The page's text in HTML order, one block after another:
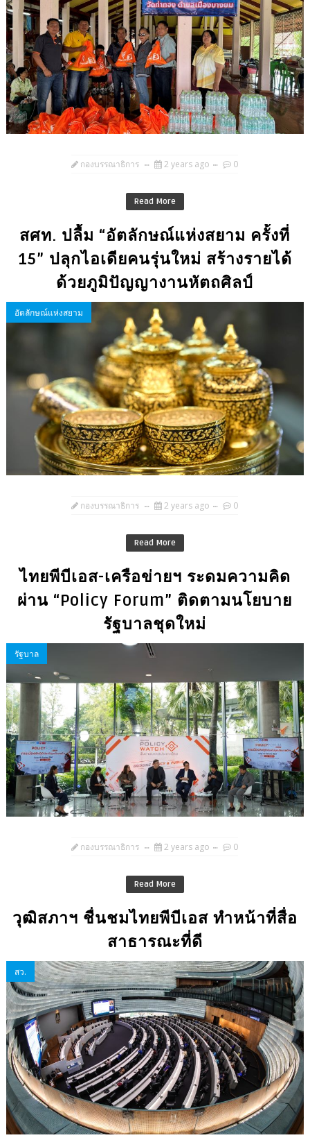
กองบรรณาธิการ 2 years ago 0
Read More
สศท. ปลื้ม “อัตลักษณ์แห่งสยาม ครั้งที่
15” ปลุกไอเดียคนรุ่นใหม่ สร้างรายได้
ด้วยภูมิปัญญางานหัตถศิลป์
อัตลักษณ์แห่งสยาม
กองบรรณาธิการ 2 years ago 0
Read More
ไทยพีบีเอส-เครือข่ายฯ ระดมความคิด
ผ่าน “Policy Forum” ติดตามนโยบาย
รัฐบาลชุดใหม่
รัฐบาล
กองบรรณาธิการ 2 years ago 0
Read More
วุฒิสภาฯ ชื่นชมไทยพีบีเอส ทำหน้าที่สื่อ
สาธารณะที่ดี
สว.